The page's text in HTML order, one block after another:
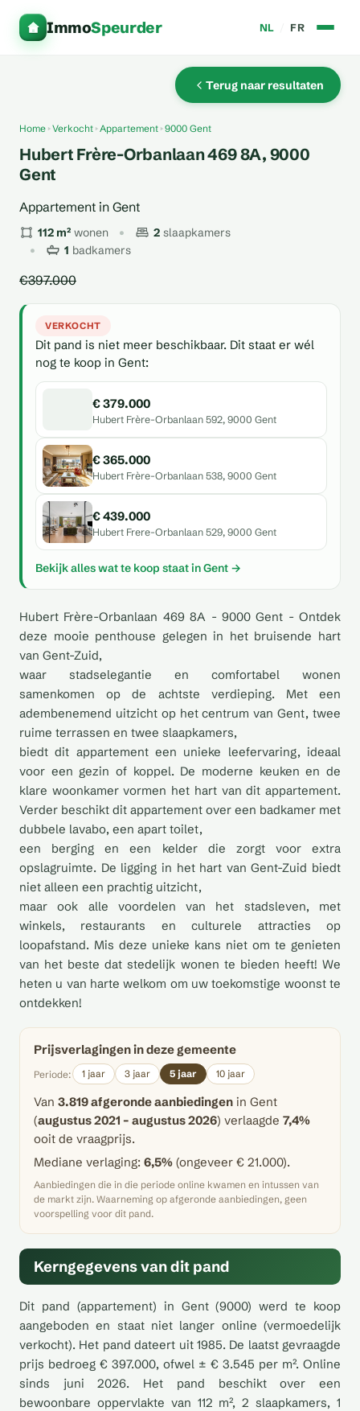
ImmoSpeurder NL FR
Terug naar resultaten
Home Verkocht Appartement 9000 Gent
Hubert Frère-Orbanlaan 469 8A, 9000
Gent
Appartement in Gent
112 m² wonen 2 slaapkamers
1 badkamers
€397.000
VERKOCHT
Dit pand is niet meer beschikbaar. Dit staat er wél
nog te koop in Gent:
€ 379.000
Hubert Frère-Orbanlaan 592, 9000 Gent
€ 365.000
Hubert Frère-Orbanlaan 538, 9000 Gent
€ 439.000
Hubert Frere-Orbanlaan 529, 9000 Gent
Bekijk alles wat te koop staat in Gent →
Hubert Frère-Orbanlaan 469 8A - 9000 Gent - Ontdek
deze mooie penthouse gelegen in het bruisende hart
van Gent-Zuid,
waar stadselegantie en comfortabel wonen
samenkomen op de achtste verdieping. Met een
adembenemend uitzicht op het centrum van Gent, twee
ruime terrassen en twee slaapkamers,
biedt dit appartement een unieke leefervaring, ideaal
voor een gezin of koppel. De moderne keuken en de
klare woonkamer vormen het hart van dit appartement.
Verder beschikt dit appartement over een badkamer met
dubbele lavabo, een apart toilet,
een berging en een kelder die zorgt voor extra
opslagruimte. De ligging in het hart van Gent-Zuid biedt
niet alleen een prachtig uitzicht,
maar ook alle voordelen van het stadsleven, met
winkels, restaurants en culturele attracties op
loopafstand. Mis deze unieke kans niet om te genieten
van het beste dat stedelijk wonen te bieden heeft! We
heten u van harte welkom om uw toekomstige woonst te
ontdekken!
Prijsverlagingen in deze gemeente
Periode: 1 jaar 3 jaar 5 jaar 10 jaar
Van 3.819 afgeronde aanbiedingen in Gent
(augustus 2021 – augustus 2026) verlaagde 7,4%
ooit de vraagprijs.
Mediane verlaging: 6,5% (ongeveer € 21.000).
Aanbiedingen die in die periode online kwamen en intussen van
de markt zijn. Waarneming op afgeronde aanbiedingen, geen
voorspelling voor dit pand.
Kerngegevens van dit pand
Dit pand (appartement) in Gent (9000) werd te koop
aangeboden en staat niet langer online (vermoedelijk
verkocht). Het pand dateert uit 1985. De laatst gevraagde
prijs bedroeg € 397.000, ofwel ± € 3.545 per m². Online
sinds juni 2026. Het pand beschikt over een
bewoonbare oppervlakte van 112 m², 2 slaapkamers, 1